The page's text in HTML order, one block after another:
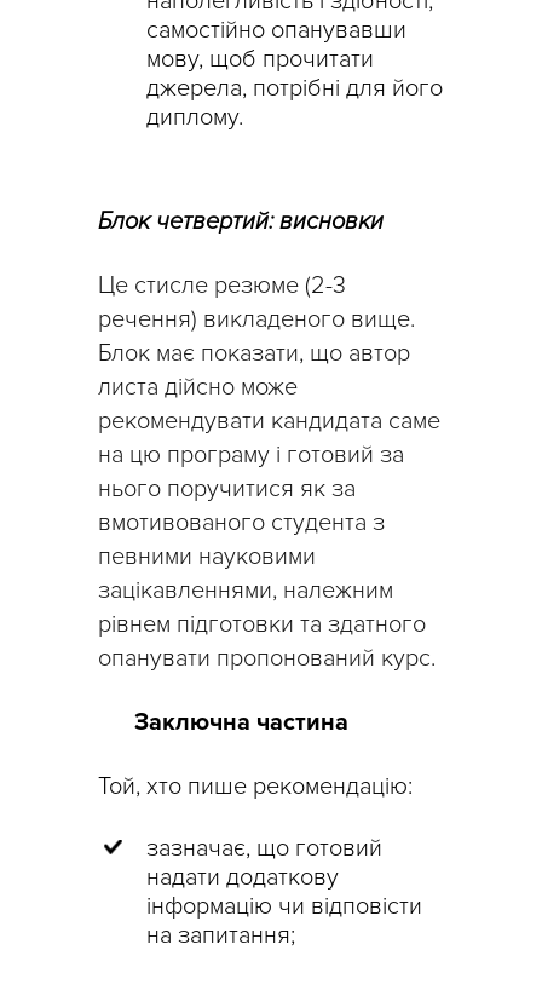
самостійно опанувавши
мову, щоб прочитати
джерела, потрібні для його
диплому.
Блок четвертий: висновки
Це стисле резюме (2-3
речення) викладеного вище.
Блок має показати, що автор
листа дійсно може
рекомендувати кандидата саме
на цю програму і готовий за
нього поручитися як за
вмотивованого студента з
певними науковими
зацікавленнями, належним
рівнем підготовки та здатного
опанувати пропонований курс.
Заключна частина
Той, хто пише рекомендацію:
зазначає, що готовий
надати додаткову
інформацію чи відповісти
на запитання;